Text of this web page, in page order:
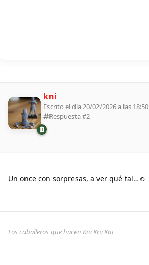
kni
Escrito el día 20/02/2026 a las 18:50
Respuesta #2
Un once con sorpresas, a ver qué tal…☺️
Los caballeros que hacen Kni Kni Kni